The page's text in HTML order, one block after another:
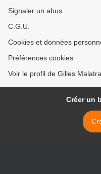
Signaler un abus
C.G.U.
Cookies et données
Préférences cookies
Voir le profil de Gilles
Créer un